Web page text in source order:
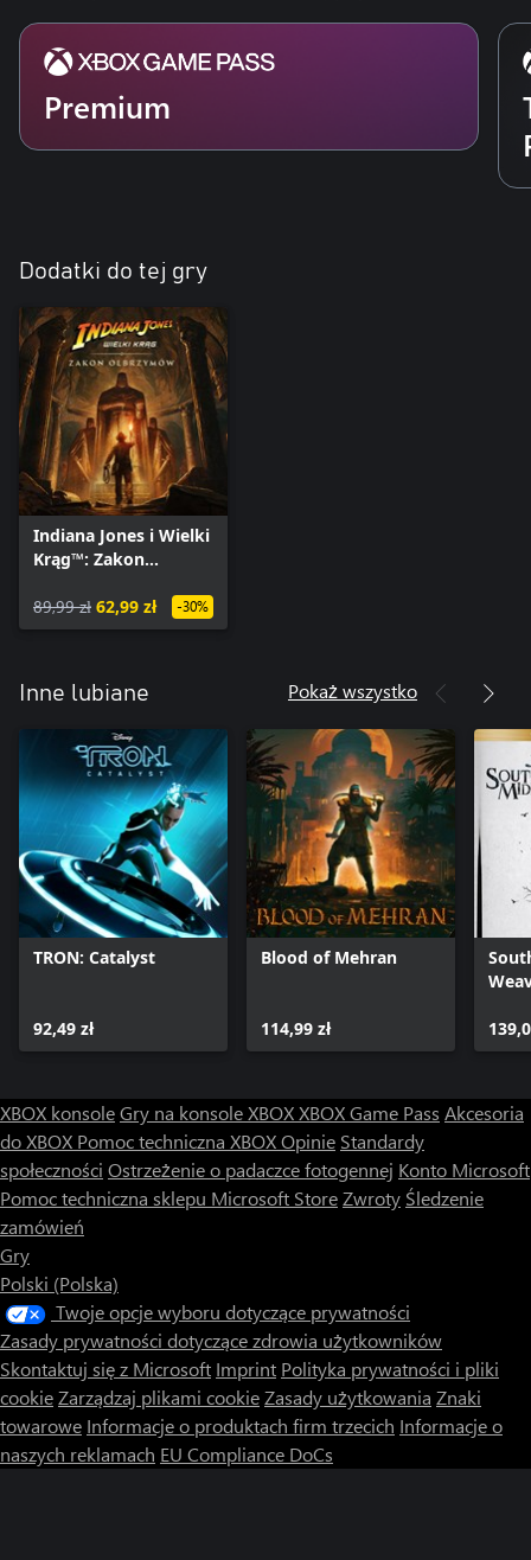
Premium
Dodatki do tej gry
Indiana Jones i Wielki
Krąg™: Zakon
89,99 zł 62,99 zł -30%
Inne lubiane Pokaż wszystko
TRON: Catalyst
92,49 zł
Blood of Mehran
114,99 zł
XBOX konsoleGry na konsole XBOXXBOX Game Pass Akcesoria
do XBOX Pomoc techniczna XBOXOpinie Standardy
społeczności Ostrzeżenie o padaczce fotogennej Konto Microsoft
Pomoc techniczna sklepu Microsoft StoreZwroty Śledzenie
zamówień
Gry
Polski (Polska)
Twoje opcje wyboru dotyczące prywatności
Zasady prywatności dotyczące zdrowia użytkowników
Skontaktuj się z Microsoft Imprint Polityka prywatności i pliki
cookieZarządzaj plikami cookieZasady użytkowania Znaki
towarowe Informacje o produktach firm trzecich Informacje o
naszych reklamach EU Compliance DoCs